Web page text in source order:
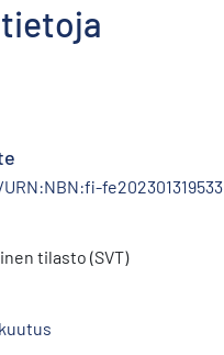
fe202301319533
tilasto (SVT)